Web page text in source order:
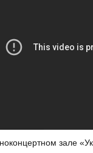
зале